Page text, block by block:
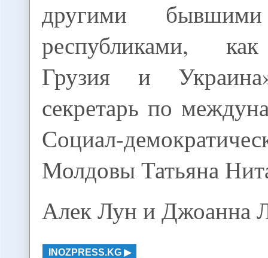
другими бывшими
республиками,
Грузия и
секретарь по
Социал-
Молдовы Татьяна
Алек Лун и Джоанна
INOZPRESS.KG